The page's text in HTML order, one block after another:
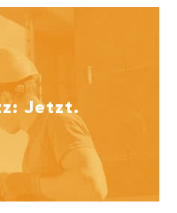
Jetzt.